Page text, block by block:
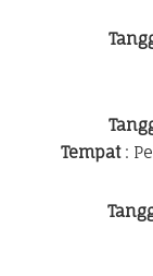
Tempat: